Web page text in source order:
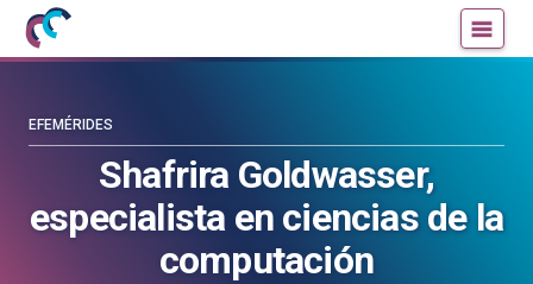
Mujeres
con
Cultura
Científica
blog
Cultura
Científica
Shafrira Goldwasser,
especialista en ciencias de la
computación
EFEMÉRIDES